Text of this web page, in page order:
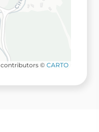
contributors © CARTO